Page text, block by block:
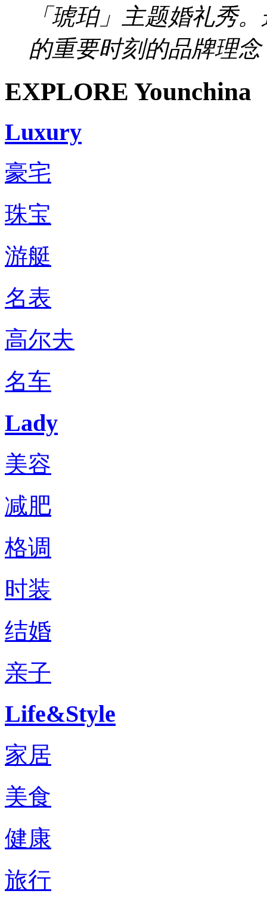
「琥珀」主题婚礼秀
的重要时刻的品牌理念
EXPLORE Younchina
Luxury
豪宅
珠宝
游艇
名表
高尔夫
名车
Lady
美容
减肥
格调
时装
结婚
亲子
Life&Style
家居
美食
健康
旅行